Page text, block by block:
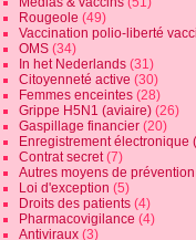
Rougeole (49)
Vaccination polio-liberté
OMS (34)
In het Nederlands (31)
Citoyenneté active (30)
Femmes enceintes (28)
Grippe H5N1 (aviaire) (26)
Gaspillage financier (20)
Enregistrement électronique
Contrat secret(7)
Autres moyens de prévention
Loi d'exception (5)
Droits des patients (4)
Pharmacovigilance (4)
Antiviraux (3)